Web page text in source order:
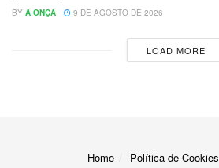
BY A ONÇA 9 DE AGOSTO DE 2026
LOAD MORE
Home Política de Cookies